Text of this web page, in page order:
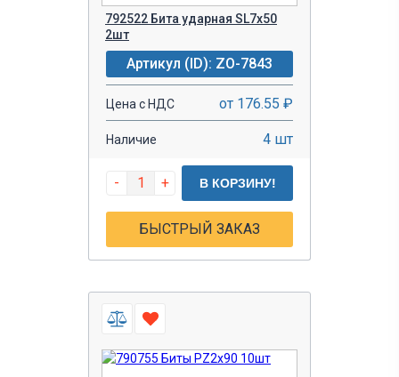
792522 Бита ударная SL7х50
2шт
Артикул (ID): ZO-7843
Цена с НДС от 176.55 ₽
Наличие 4 шт
- + В КОРЗИНУ!
БЫСТРЫЙ ЗАКАЗ